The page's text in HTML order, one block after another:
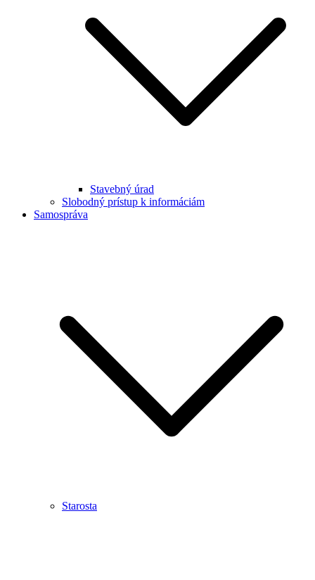
Stavebný úrad
Slobodný prístup k informáciám
Samospráva
Starosta